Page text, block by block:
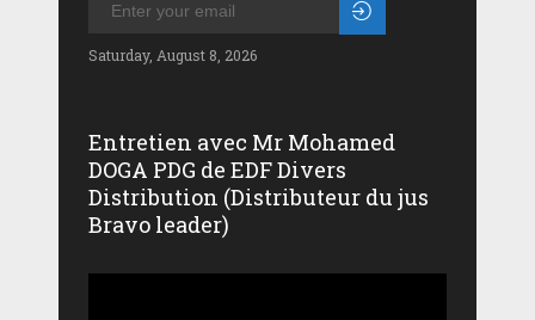
Saturday, August 8, 2026
Entretien avec Mr Mohamed
DOGA PDG de EDF Divers
Distribution (Distributeur du jus
Bravo leader)